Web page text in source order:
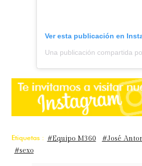
Ver esta publicación en
Una publicación compartida
Etiquetas : #Equipo M360 #José
#sexo